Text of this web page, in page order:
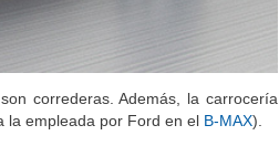
correderas. Además, la carrocería
la empleada por Ford en el B-MAX).